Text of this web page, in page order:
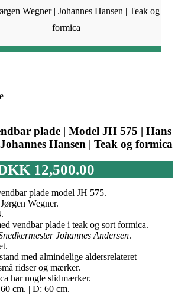
Wegner | Johannes Hansen | Teak og
formica
plade | Model JH 575 | Hans
Hansen | Teak og formica
12,500.00
plade model JH 575.
Wegner.
vendbar plade i teak og sort formica.
Johannes Andersen.
med almindelige aldersrelateret
ridser og mærker.
har nogle slidmærker.
cm. | D: 60 cm.